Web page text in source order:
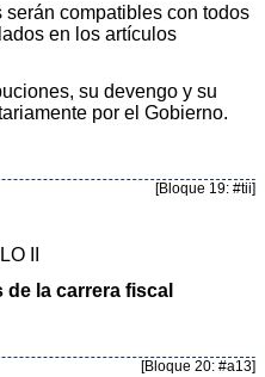
compatibles con todos
en los artículos
su devengo y su
por el Gobierno.
[Bloque 19: #tii]
II
la carrera fiscal
[Bloque 20: #a13]